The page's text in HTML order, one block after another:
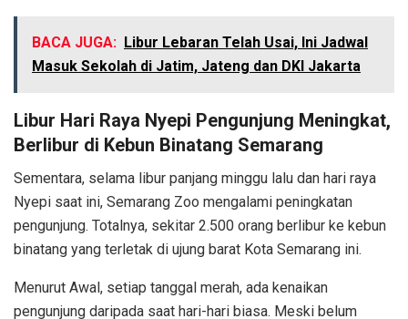
BACA JUGA: Libur Lebaran Telah Usai, Ini Jadwal
Masuk Sekolah di Jatim, Jateng dan DKI Jakarta
Libur Hari Raya Nyepi Pengunjung Meningkat,
Berlibur di Kebun Binatang Semarang
Sementara, selama libur panjang minggu lalu dan hari raya
Nyepi saat ini, Semarang Zoo mengalami peningkatan
pengunjung. Totalnya, sekitar 2.500 orang berlibur ke kebun
binatang yang terletak di ujung barat Kota Semarang ini.
Menurut Awal, setiap tanggal merah, ada kenaikan
pengunjung daripada saat hari-hari biasa. Meski belum